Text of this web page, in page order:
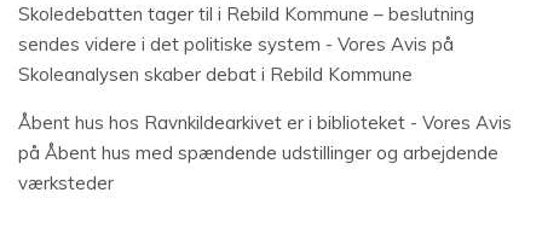
Skoledebatten tager til i Rebild Kommune – beslutning
sendes videre i det politiske system - Vores Avis på
Skoleanalysen skaber debat i Rebild Kommune
Åbent hus hos Ravnkildearkivet er i biblioteket - Vores Avis
på Åbent hus med spændende udstillinger og arbejdende
værksteder